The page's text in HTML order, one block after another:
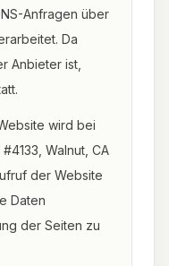
Anfragen über
Da
Anbieter ist,
wird bei
Walnut, CA
der Website
Daten
der Seiten zu